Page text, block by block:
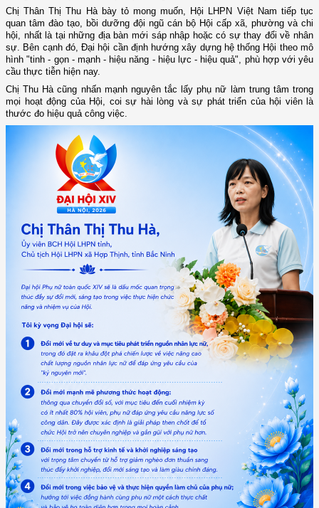
Chị Thân Thị Thu Hà bày tỏ mong muốn, Hội LHPN Việt Nam tiếp tục
quan tâm đào tạo, bồi dưỡng đội ngũ cán bộ Hội cấp xã, phường và chi
hội, nhất là tại những địa bàn mới sáp nhập hoặc có sự thay đổi về nhân
sự. Bên cạnh đó, Đại hội cần định hướng xây dựng hệ thống Hội theo mô
hình "tinh - gọn - mạnh - hiệu năng - hiệu lực - hiệu quả", phù hợp với yêu
cầu thực tiễn hiện nay.
Chị Thu Hà cũng nhấn mạnh nguyên tắc lấy phụ nữ làm trung tâm trong
mọi hoạt động của Hội, coi sự hài lòng và sự phát triển của hội viên là
thước đo hiệu quả công việc.